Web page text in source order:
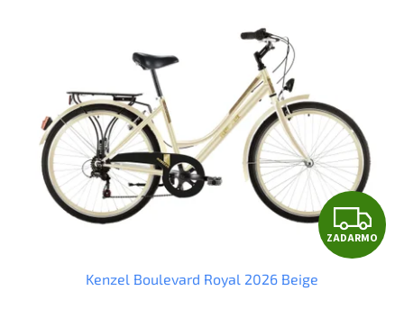
Z
A
ZADARMO
Kenzel Boulevard Royal 2026 Beige